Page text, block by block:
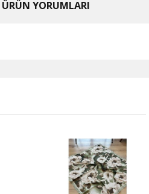
ÜRÜN YORUMLARI